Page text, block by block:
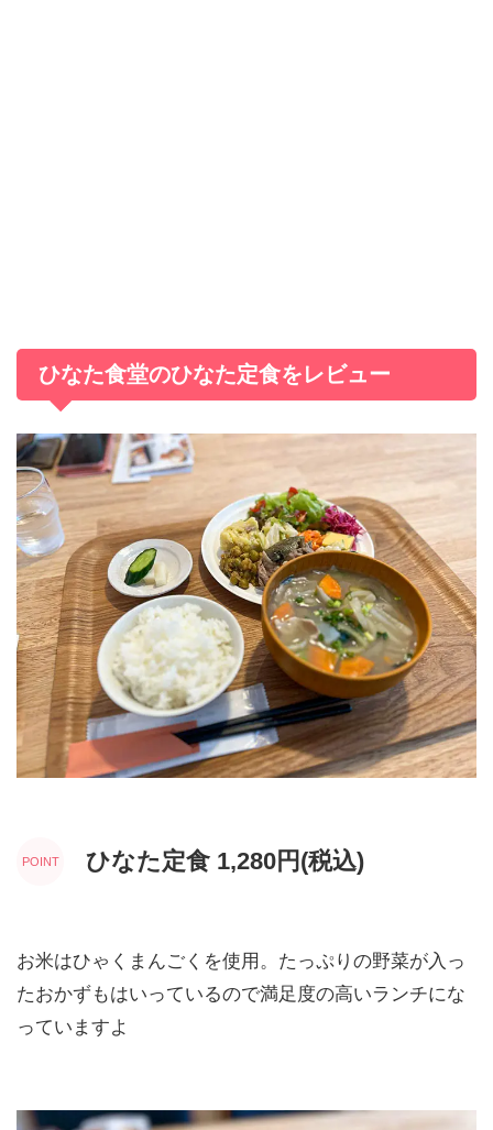
ひなた食堂のひなた定食をレビュー
ひなた定食 1,280円(税込)
お米はひゃくまんごくを使用。たっぷりの野菜が入っ
たおかずもはいっているので満足度の高いランチにな
っていますよ